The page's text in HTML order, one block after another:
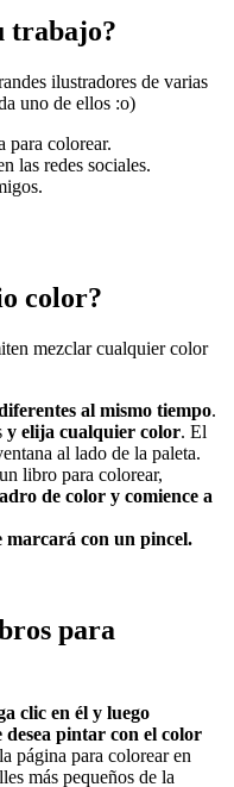
trabajo?
ilustradores de varias
uno de ellos :o)
para colorear.
las redes sociales.
color?
mezclar cualquier color
al mismo tiempo.
y elija cualquier color. El
al lado de la paleta.
libro para colorear,
de color y comience a
marcará con un pincel.
para
clic en él y luego
desea pintar con el color
página para colorear en
más pequeños de la